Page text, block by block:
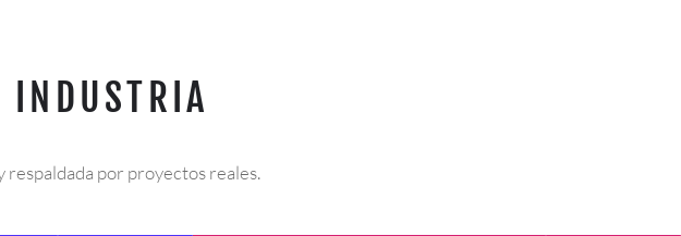
INDUSTRIA
por proyectos reales.